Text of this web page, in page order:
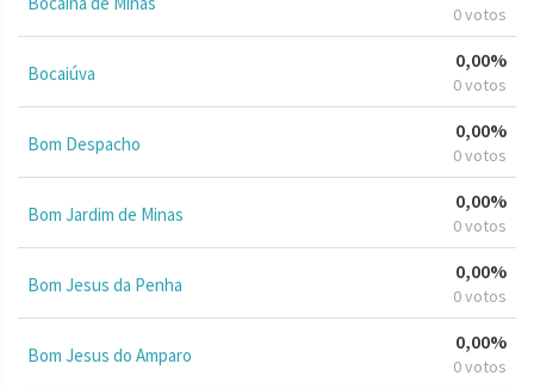
0 votos
Bocaiúva
0,00%
0 votos
Bom Despacho
0,00%
0 votos
Bom Jardim de Minas
0,00%
0 votos
Bom Jesus da Penha
0,00%
0 votos
Bom Jesus do Amparo
0,00%
0 votos